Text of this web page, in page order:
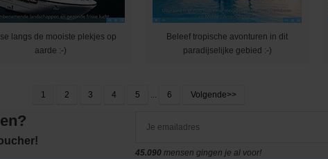
langs de mooiste plekjes op
aarde :-)
Beleef tropische avonturen in dit
paradijselijke gebied :-)
1 2 3 4 5 6 Volgende>>
45.090 mensen gingen je al voor!